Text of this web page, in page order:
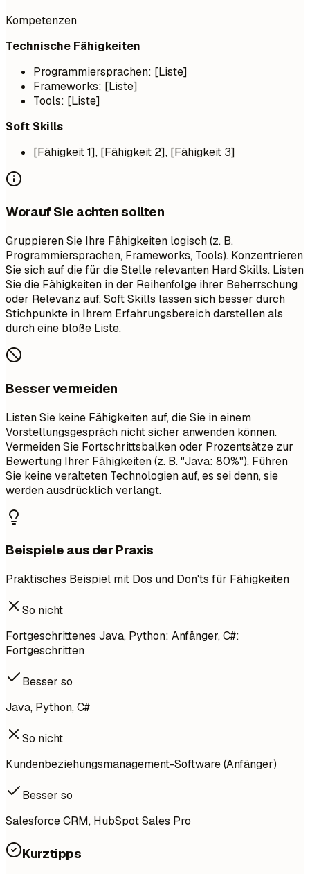
Kompetenzen
Technische Fähigkeiten
Programmiersprachen: [Liste]
Frameworks: [Liste]
Tools: [Liste]
Soft Skills
[Fähigkeit 1], [Fähigkeit 2], [Fähigkeit 3]
Worauf Sie achten sollten
Gruppieren Sie Ihre Fähigkeiten logisch (z. B.
Programmiersprachen, Frameworks, Tools). Konzentrieren
Sie sich auf die für die Stelle relevanten Hard Skills. Listen
Sie die Fähigkeiten in der Reihenfolge ihrer Beherrschung
oder Relevanz auf. Soft Skills lassen sich besser durch
Stichpunkte in Ihrem Erfahrungsbereich darstellen als
durch eine bloße Liste.
Besser vermeiden
Listen Sie keine Fähigkeiten auf, die Sie in einem
Vorstellungsgespräch nicht sicher anwenden können.
Vermeiden Sie Fortschrittsbalken oder Prozentsätze zur
Bewertung Ihrer Fähigkeiten (z. B. "Java: 80%"). Führen
Sie keine veralteten Technologien auf, es sei denn, sie
werden ausdrücklich verlangt.
Beispiele aus der Praxis
Praktisches Beispiel mit Dos und Don'ts für Fähigkeiten
So nicht
Fortgeschrittenes Java, Python: Anfänger, C#:
Fortgeschritten
Besser so
Java, Python, C#
So nicht
Kundenbeziehungsmanagement-Software (Anfänger)
Besser so
Salesforce CRM, HubSpot Sales Pro
Kurztipps